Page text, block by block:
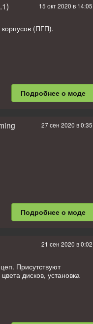
15 окт 2020 в 14:05
(ПГП).
Подробнее о моде
27 сен 2020 в 0:35
Подробнее о моде
21 сен 2020 в 0:02
Присутствуют
дисков, установка